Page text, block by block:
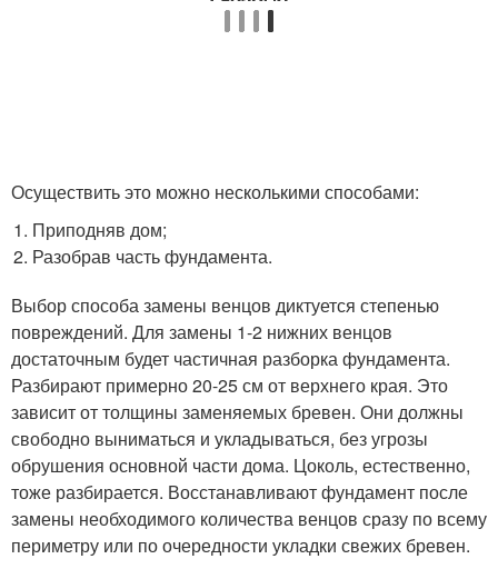
Осуществить это можно несколькими способами:
Приподняв дом;
Разобрав часть фундамента.
Выбор способа замены венцов диктуется степенью
повреждений. Для замены 1-2 нижних венцов
достаточным будет частичная разборка фундамента.
Разбирают примерно 20-25 см от верхнего края. Это
зависит от толщины заменяемых бревен. Они должны
свободно выниматься и укладываться, без угрозы
обрушения основной части дома. Цоколь, естественно,
тоже разбирается. Восстанавливают фундамент после
замены необходимого количества венцов сразу по всему
периметру или по очередности укладки свежих бревен.